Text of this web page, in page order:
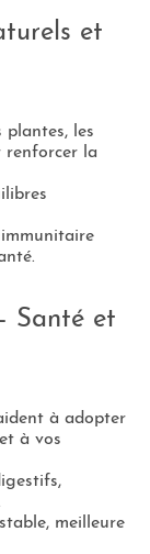
et
plantes, les
renforcer la
immunitaire
Santé et
à adopter
à vos
meilleure